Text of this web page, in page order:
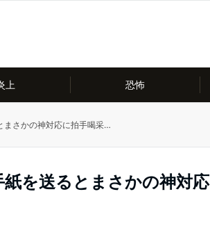
上 恐怖
まさかの神対応に拍手喝采…
を送るとまさかの神対応